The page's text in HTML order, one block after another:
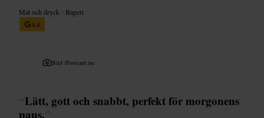
Mat och dryck • Bageri
4,4
Bild /Postcard.inc
“Lätt, gott och snabbt, perfekt för morgonens
paus.”